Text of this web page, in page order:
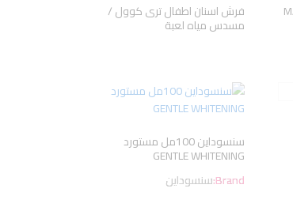
فرش اسنان اطفال ترى كوول /
مسدس مياه لعبة
سنسوداين 100مل مستورد
GENTLE WHITENING
Brand:سنسوداين